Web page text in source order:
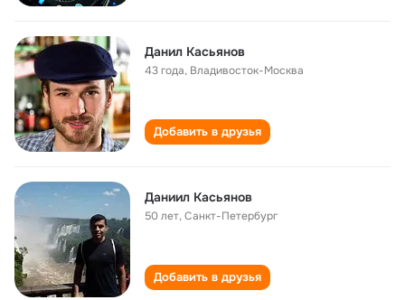
Данил Касьянов
43 года, Владивосток-Москва
Добавить в друзья
Даниил Касьянов
50 лет,Санкт-Петербург
Добавить в друзья